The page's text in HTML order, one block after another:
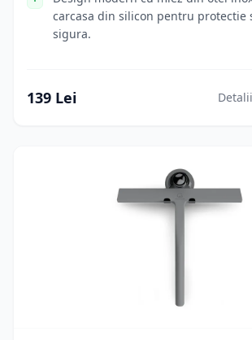
carcasa din silicon pentru protectie
sigura.
139 Lei Detalii